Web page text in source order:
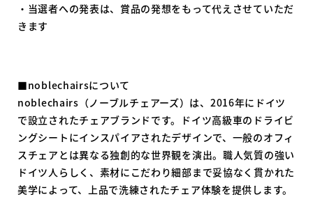
・当選者への発表は、賞品の発想をもって代えさせていただ
きます
■noblechairsについて
noblechairs（ノーブルチェアーズ）は、2016年にドイツ
で設立されたチェアブランドです。ドイツ高級車のドライビ
ングシートにインスパイアされたデザインで、一般のオフィ
スチェアとは異なる独創的な世界観を演出。職人気質の強い
ドイツ人らしく、素材にこだわり細部まで妥協なく貫かれた
美学によって、上品で洗練されたチェア体験を提供します。